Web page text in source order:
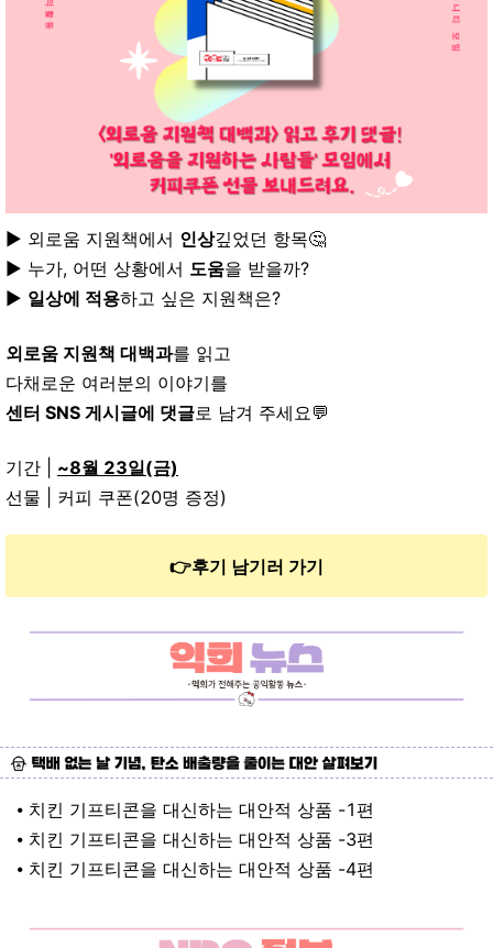
▶ 외로움 지원책에서 인상깊었던 항목🤔
▶ 누가, 어떤 상황에서 도움을 받을까?
▶ 일상에 적용하고 싶은 지원책은?
외로움 지원책 대백과를 읽고
다채로운 여러분의 이야기를
센터 SNS 게시글에 댓글로 남겨 주세요💬
기간 | ~8월 23일(금)
선물 | 커피 쿠폰(20명 증정)
👉후기 남기러 가기
⦁ 치킨 기프티콘을 대신하는 대안적 상품 -1편
⦁ 치킨 기프티콘을 대신하는 대안적 상품 -3편
⦁ 치킨 기프티콘을 대신하는 대안적 상품 -4편